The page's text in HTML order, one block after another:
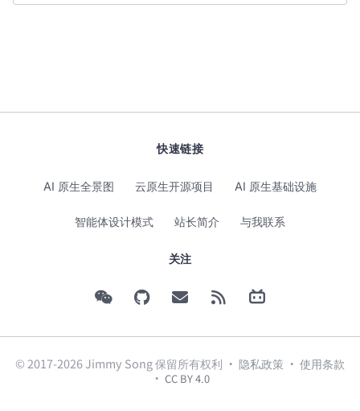
快速链接
AI 原生全景图 云原生开源项目 AI 原生基础设施
智能体设计模式 站长简介 与我联系
关注
© 2017-2026 Jimmy Song 保留所有权利 · 隐私政策 · 使用条款
· CC BY 4.0